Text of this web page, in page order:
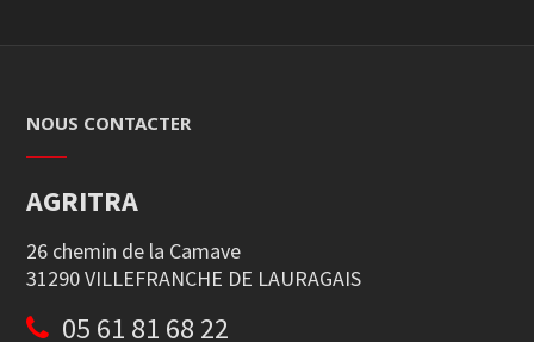
NOUS CONTACTER
AGRITRA
26 chemin de la Camave
31290 VILLEFRANCHE DE LAURAGAIS
05 61 81 68 22